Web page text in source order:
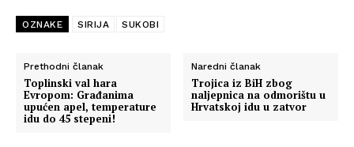
OZNAKE SIRIJA SUKOBI
Prethodni članak
Toplinski val hara
Evropom: Građanima
upućen apel, temperature
idu do 45 stepeni!
Naredni članak
Trojica iz BiH zbog
naljepnica na odmorištu u
Hrvatskoj idu u zatvor